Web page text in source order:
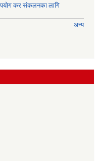
कर संकलनका लागि
अन्य